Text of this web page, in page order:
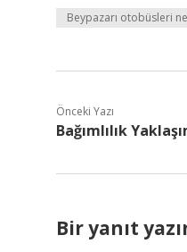
Beypazarı otobüsleri
Önceki Yazı
Bağımlılık
Bir yanıt